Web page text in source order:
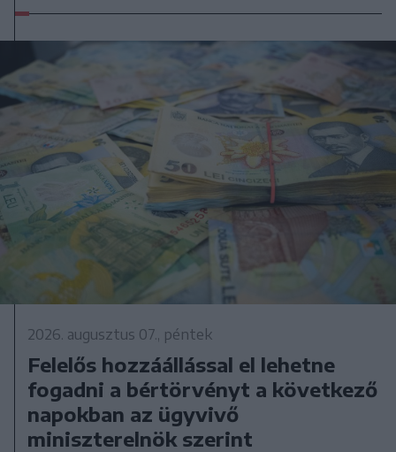
2026. augusztus 07., péntek
Felelős hozzáállással el lehetne
fogadni a bértörvényt a következő
napokban az ügyvivő
miniszterelnök szerint